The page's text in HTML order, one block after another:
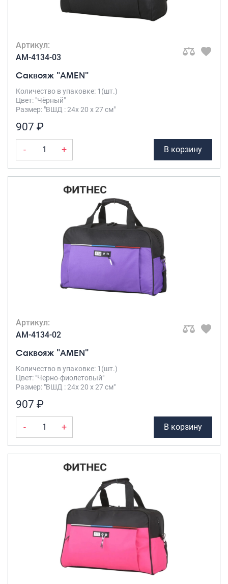
Артикул:
AM-4134-03
Саквояж "AMEN"
Количество в упаковке: 1(шт.)
Цвет: "Чёрный"
Размер: "ВШД : 24х 20 х 27 см"
907 ₽
- + В корзину
Артикул:
AM-4134-02
Саквояж "AMEN"
Количество в упаковке: 1(шт.)
Цвет: "Черно-фиолетовый"
Размер: "ВШД : 24х 20 х 27 см"
907 ₽
- + В корзину